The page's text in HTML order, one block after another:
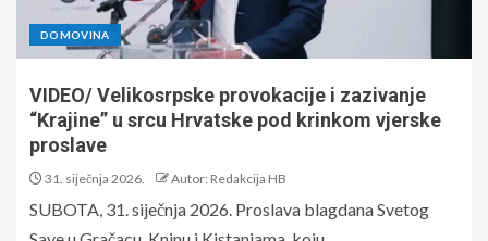
DOMOVINA
VIDEO/ Velikosrpske provokacije i zazivanje
“Krajine” u srcu Hrvatske pod krinkom vjerske
proslave
31. siječnja 2026. Autor: Redakcija HB
SUBOTA, 31. siječnja 2026. Proslava blagdana Svetog